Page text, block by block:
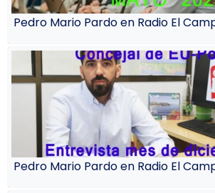
Pedro Mario Pardo en Radio El
Pedro Mario Pardo en Radio El